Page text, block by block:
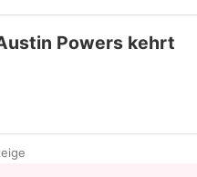
Powers kehrt